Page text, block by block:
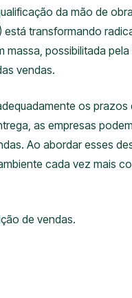
da mão de
transformando
massa, possibilitada
vendas.
os
as empresas
Ao abordar esses
cada vez mais
de vendas.